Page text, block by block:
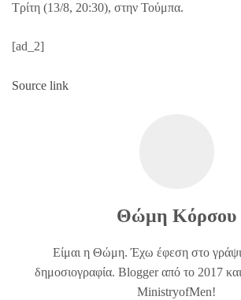
Τρίτη (13/8, 20:30), στην Τούμπα.
[ad_2]
Source link
Θώμη Κόρσου
Είμαι η Θώμη. Έχω έφεση στο
δημοσιογραφία. Blogger από το 2017
MinistryofMen!